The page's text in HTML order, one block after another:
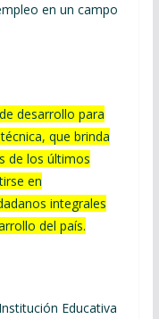
en un campo
desarrollo para
que brinda
de los últimos
en
integrales
del país.
Educativa